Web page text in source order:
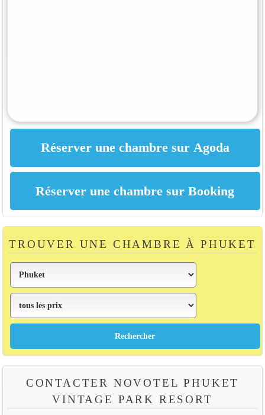
TROUVER UNE CHAMBRE À PHUKET
CONTACTER NOVOTEL PHUKET
VINTAGE PARK RESORT